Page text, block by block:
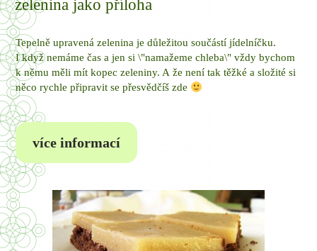
zelenina jako příloha
Tepelně upravená zelenina je důležitou součástí jídelníčku.
I když nemáme čas a jen si \"namažeme chleba\" vždy bychom
k němu měli mít kopec zeleniny. A že není tak těžké a složité si
něco rychle připravit se přesvědčíš zde
více informací